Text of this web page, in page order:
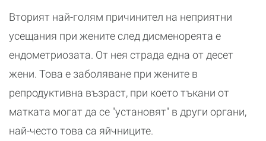
Вторият най-голям причинител на неприятни
усещания при жените след дисменореята е
ендометриозата. От нея страда една от десет
жени. Това е заболяване при жените в
репродуктивна възраст, при което тъкани от
матката могат да се "установят" в други органи,
най-често това са яйчниците.